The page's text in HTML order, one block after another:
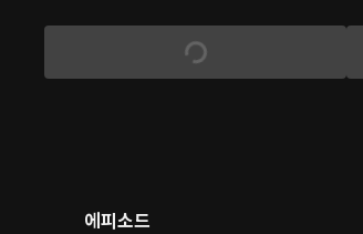
에피소드